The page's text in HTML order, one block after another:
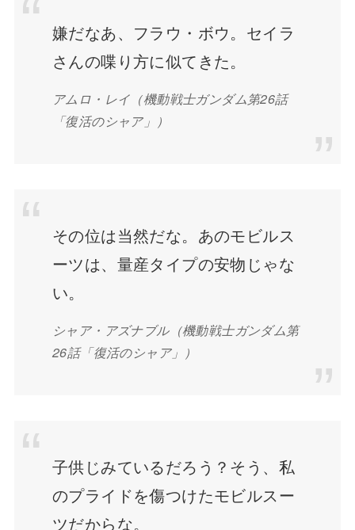
嫌だなあ、フラウ・ボウ。セイラ
さんの喋り方に似てきた。
アムロ・レイ（機動戦士ガンダム第26話
「復活のシャア」）
その位は当然だな。あのモビルス
ーツは、量産タイプの安物じゃな
い。
シャア・アズナブル（機動戦士ガンダム第
26話「復活のシャア」）
子供じみているだろう？そう、私
のプライドを傷つけたモビルスー
ツだからな。